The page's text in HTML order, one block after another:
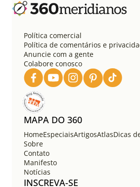
Política comercial
Política de comentários e
Anuncie com a gente
Colabore conosco
MAPA DO 360
HomeEspeciaisArtigosAtlasDicas
Sobre
Contato
Manifesto
Notícias
INSCREVA-SE